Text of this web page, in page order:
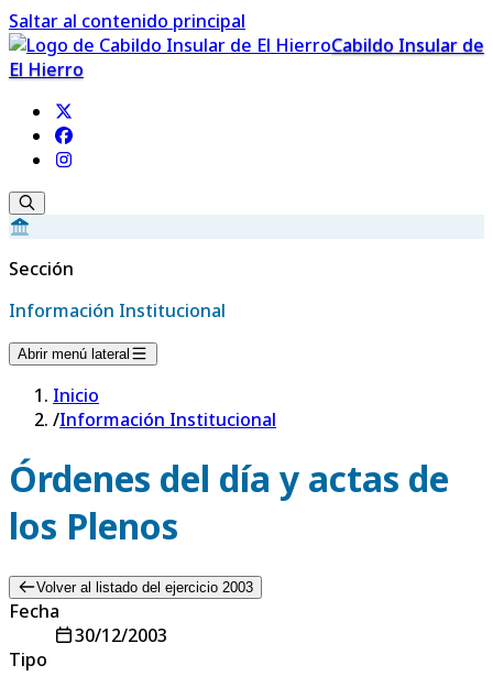
Saltar al contenido principal
Cabildo Insular de
El Hierro
Sección
Información Institucional
Abrir menú lateral
Inicio
/Información Institucional
Órdenes del día y actas de
los Plenos
Volver al listado del ejercicio 2003
Fecha
30/12/2003
Tipo